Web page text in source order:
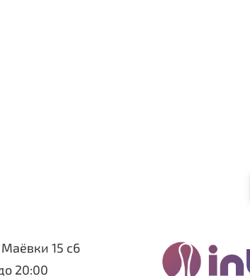
15 с6
20:00